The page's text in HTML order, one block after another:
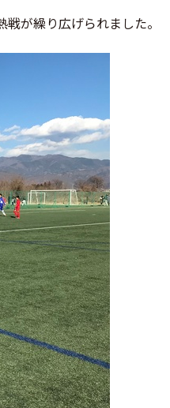
が繰り広げられました。